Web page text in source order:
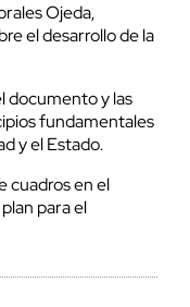
Ojeda,
el desarrollo de la
documento y las
fundamentales
y el Estado.
cuadros en el
para el